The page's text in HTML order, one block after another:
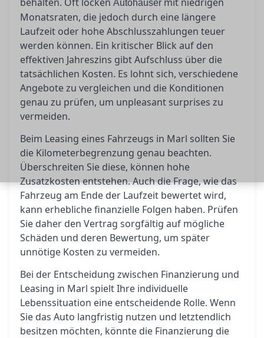
Autohäuser
Monatsraten, die jedoch durch eine längere
Laufzeit oder hohe Abschlusszahlungen teuer
werden können. Ein kritischer Blick auf den
effektiven Jahreszins gibt Aufschluss über die
tatsächlichen Kosten. Es lohnt sich, verschiedene
Angebote zu vergleichen und die Konditionen
genau zu prüfen, um unpleasant surprises zu
vermeiden.
Beim Leasing eines Fahrzeugs in Marl sollten Sie
die Kilometerbegrenzung genau beachten.
Überschreiten Sie diese, können hohe
Zusatzkosten entstehen. Auch die Frage, wie das
Fahrzeug am Ende der Laufzeit bewertet wird,
kann erhebliche finanzielle Folgen haben. Prüfen
Sie daher den Vertrag sorgfältig auf mögliche
Schäden und deren Bewertung, um später
unnötige Kosten zu vermeiden.
Bei der Entscheidung zwischen Finanzierung und
Leasing in Marl spielt Ihre individuelle
Lebenssituation eine entscheidende Rolle. Wenn
Sie das Auto langfristig nutzen und letztendlich
besitzen möchten, könnte die Finanzierung die